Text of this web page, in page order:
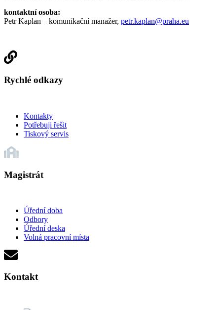
kontaktní osoba:
Petr Kaplan – komunikační manažer, petr.kaplan@praha.eu
Rychlé odkazy
Kontakty
Potřebuji řešit
Tiskový servis
Magistrát
Úřední doba
Odbory
Úřední deska
Volná pracovní místa
Kontakt